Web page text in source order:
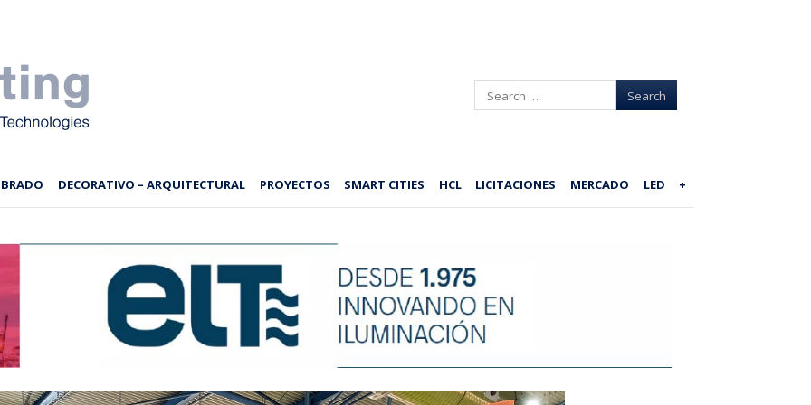
Search
DECORATIVO – ARQUITECTURAL PROYECTOS SMART CITIES HCL LICITACIONES MERCADO LED +